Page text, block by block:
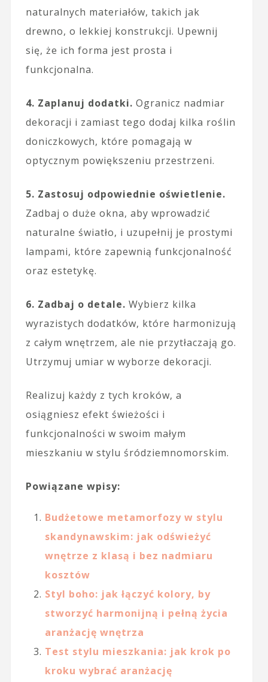
naturalnych materiałów, takich jak
drewno, o lekkiej konstrukcji. Upewnij
się, że ich forma jest prosta i
funkcjonalna.
4. Zaplanuj dodatki. Ogranicz nadmiar
dekoracji i zamiast tego dodaj kilka roślin
doniczkowych, które pomagają w
optycznym powiększeniu przestrzeni.
5. Zastosuj odpowiednie oświetlenie.
Zadbaj o duże okna, aby wprowadzić
naturalne światło, i uzupełnij je prostymi
lampami, które zapewnią funkcjonalność
oraz estetykę.
6. Zadbaj o detale. Wybierz kilka
wyrazistych dodatków, które harmonizują
z całym wnętrzem, ale nie przytłaczają go.
Utrzymuj umiar w wyborze dekoracji.
Realizuj każdy z tych kroków, a
osiągniesz efekt świeżości i
funkcjonalności w swoim małym
mieszkaniu w stylu śródziemnomorskim.
Powiązane wpisy:
Budżetowe metamorfozy w stylu
skandynawskim: jak odświeżyć
wnętrze z klasą i bez nadmiaru
kosztów
Styl boho: jak łączyć kolory, by
stworzyć harmonijną i pełną życia
aranżację wnętrza
Test stylu mieszkania: jak krok po
kroku wybrać aranżację